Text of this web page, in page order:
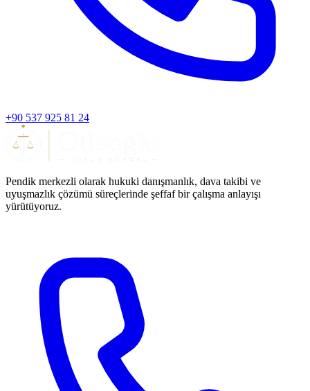
+90 537 925 81 24
Pendik merkezli olarak hukuki danışmanlık, dava takibi ve
uyuşmazlık çözümü süreçlerinde şeffaf bir çalışma anlayışı
yürütüyoruz.